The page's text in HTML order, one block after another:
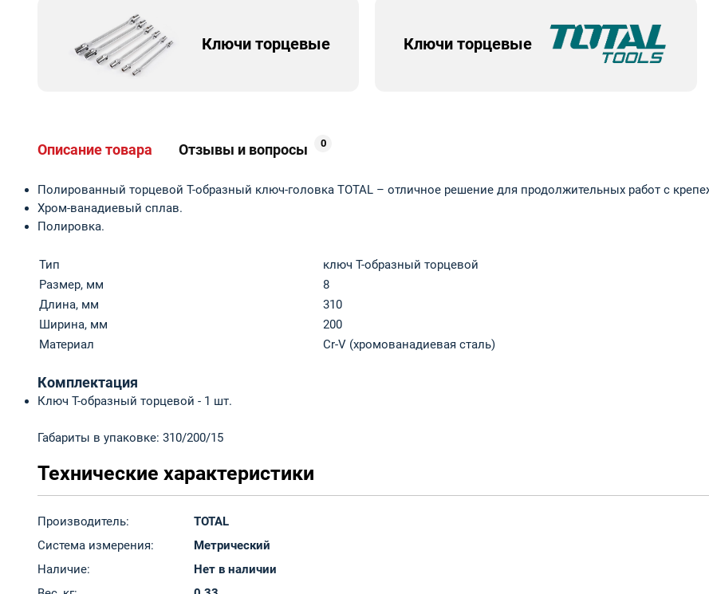
Ключи торцевые Ключи торцевые
Описание товара Отзывы и вопросы 0
Полированный торцевой T-образный ключ-головка TOTAL – отличное решение для продолжительных работ с
Хром-ванадиевый сплав.
Полировка.
Тип
ключ T-образный торцевой
Размер, мм
8
Длина, мм
310
Ширина, мм
200
Материал
Cr-V (хромованадиевая сталь)
Комплектация
Ключ T-образный торцевой - 1 шт.
Габариты в упаковке: 310/200/15
Технические характеристики
Производитель:
TOTAL
Система измерения:
Метрический
Наличие:
Нет в наличии